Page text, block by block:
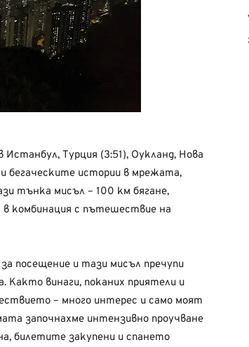
Турция (3:51), Оукланд, Нова
бегаческите истории в мрежата,
тънка мисъл – 100 км бягане,
комбинация с пътешествие на
посещение и тази мисъл пречупи
Както винаги, поканих приятели и
– много интерес и само моят
започнахме интензивно проучване
билетите закупени и спането